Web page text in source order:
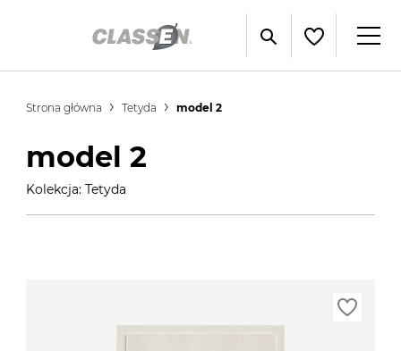
Strona główna Tetyda model 2
model 2
Kolekcja: Tetyda